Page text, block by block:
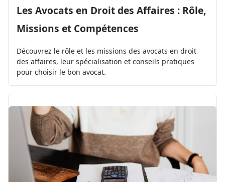
Les Avocats en Droit des Affaires : Rôle,
Missions et Compétences
Découvrez le rôle et les missions des avocats en droit
des affaires, leur spécialisation et conseils pratiques
pour choisir le bon avocat.